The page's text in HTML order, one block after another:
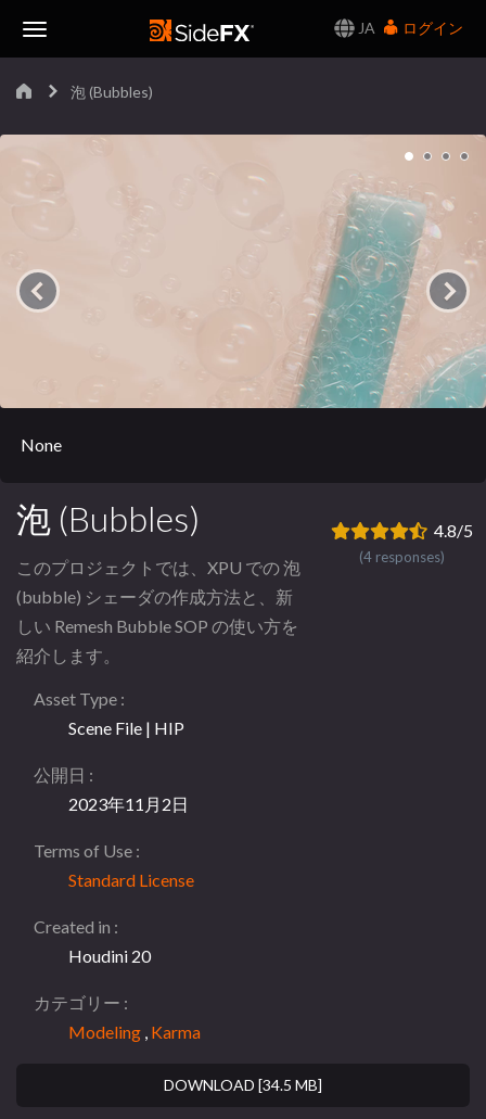
JA
ログイン
泡 (Bubbles)
None
泡 (Bubbles)
このプロジェクトでは、XPU での 泡
(bubble) シェーダの作成方法と、新
しい Remesh Bubble SOP の使い方を
紹介します。
4.8/5
(4 responses)
Asset Type
Scene File | HIP
公開日
2023年11月2日
Terms of Use
Standard License
Created in
Houdini 20
カテゴリー
Modeling , Karma
DOWNLOAD [34.5 MB]